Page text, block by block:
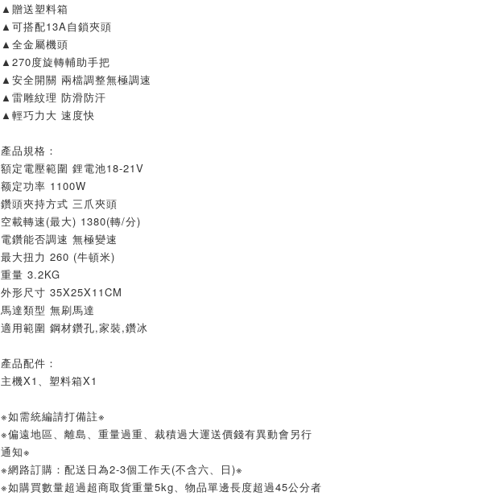
▲贈送塑料箱
▲可搭配13A自鎖夾頭
▲全金屬機頭
▲270度旋轉輔助手把
▲安全開關 兩檔調整無極調速
▲雷雕紋理 防滑防汗
▲輕巧力大 速度快
產品規格：
額定電壓範圍 鋰電池18-21V
额定功率 1100W
鑽頭夾持方式 三爪夾頭
空載轉速(最大) 1380(轉/分)
電鑽能否調速 無極變速
最大扭力 260 (牛頓米)
重量 3.2KG
外形尺寸 35X25X11CM
馬達類型 無刷馬達
適用範圍 鋼材鑽孔,家裝,鑽冰
產品配件：
主機X1、塑料箱X1
※如需統編請打備註※
※偏遠地區、離島、重量過重、裁積過大運送價錢有異動會另行
通知※
※網路訂購：配送日為2-3個工作天(不含六、日)※
※如購買數量超過超商取貨重量5kg、物品單邊長度超過45公分者